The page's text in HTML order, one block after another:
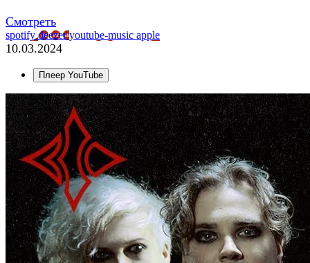
Смотреть
spotifydeezeryoutube-music apple
10.03.2024
Плеер YouTube